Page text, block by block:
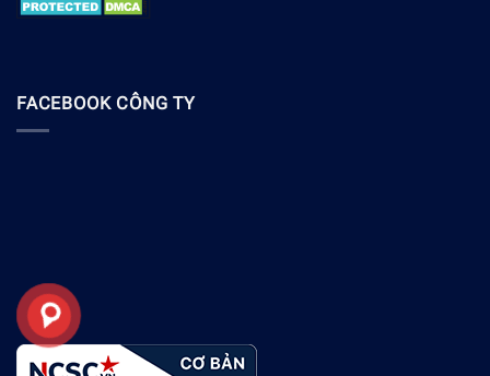
FACEBOOK CÔNG TY